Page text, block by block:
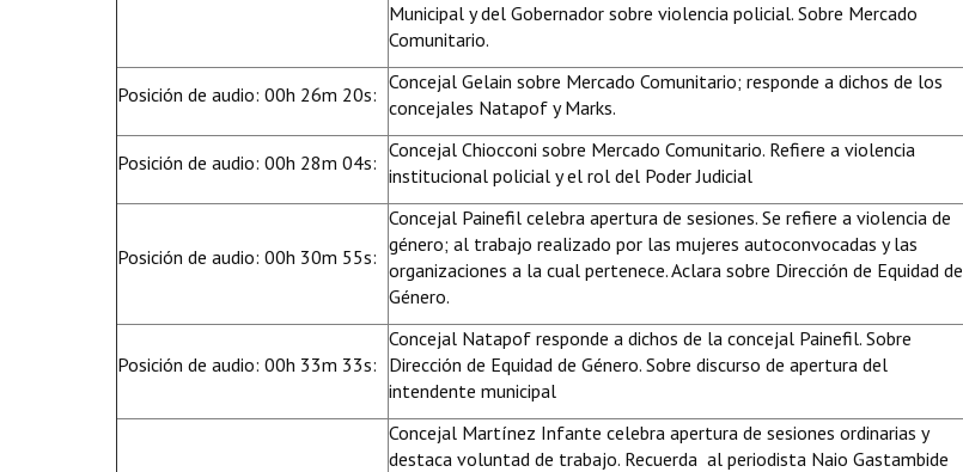
Municipal y del Gobernador sobre violencia policial. Sobre Mercado
Comunitario.
Posición de audio: 00h 26m 20s:
Concejal Gelain sobre Mercado Comunitario; responde a dichos de los
concejales Natapof y Marks.
Posición de audio: 00h 28m 04s:
Concejal Chiocconi sobre Mercado Comunitario. Refiere a violencia
institucional policial y el rol del Poder Judicial
Posición de audio: 00h 30m 55s:
Concejal Painefil celebra apertura de sesiones. Se refiere a violencia de
género; al trabajo realizado por las mujeres autoconvocadas y las
organizaciones a la cual pertenece. Aclara sobre Dirección de Equidad de
Género.
Posición de audio: 00h 33m 33s:
Concejal Natapof responde a dichos de la concejal Painefil. Sobre
Dirección de Equidad de Género. Sobre discurso de apertura del
intendente municipal
Concejal Martínez Infante celebra apertura de sesiones ordinarias y
destaca voluntad de trabajo. Recuerda al periodista Naio Gastambide